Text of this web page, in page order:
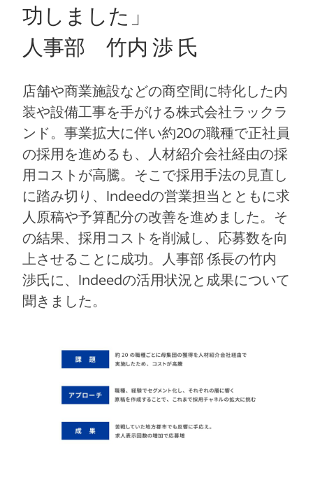
功しました」
人事部 竹内 渉 氏
店舗や商業施設などの商空間に特化した内
装や設備工事を手がける株式会社ラックラ
ンド。事業拡大に伴い約20の職種で正社員
の採用を進めるも、人材紹介会社経由の採
用コストが高騰。そこで採用手法の見直し
に踏み切り、Indeedの営業担当とともに求
人原稿や予算配分の改善を進めました。そ
の結果、採用コストを削減し、応募数を向
上させることに成功。人事部 係長の竹内
渉氏に、Indeedの活用状況と成果について
聞きました。